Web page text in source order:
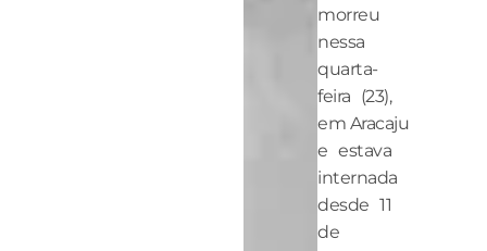
morreu
nessa
quarta-
feira (23),
em Aracaju
e estava
internada
desde 11
de